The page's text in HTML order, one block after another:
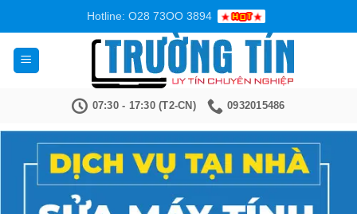
nội
dung
Hotline: O28 73OO 3894
07:30 - 17:30 (T2-CN) 0932015486